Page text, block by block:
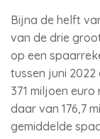
Bijna de helft
van de drie
op een
tussen juni 2022
371 miljoen
daar van 176,7
gemiddelde